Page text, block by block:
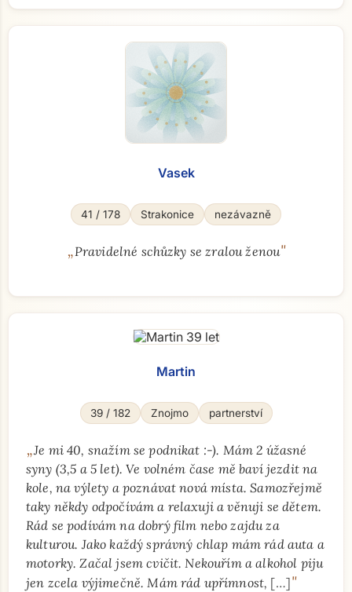
Vasek
41 / 178 Strakonice nezávazně
„Pravidelné schůzky se zralou ženou"
Martin
39 / 182 Znojmo partnerství
„Je mi 40, snažím se podnikat :-). Mám 2 úžasné
syny (3,5 a 5 let). Ve volném čase mě baví jezdit na
kole, na výlety a poznávat nová místa. Samozřejmě
taky někdy odpočívám a relaxuji a věnuji se dětem.
Rád se podívám na dobrý film nebo zajdu za
kulturou. Jako každý správný chlap mám rád auta a
motorky. Začal jsem cvičit. Nekouřím a alkohol piju
jen zcela výjimečně. Mám rád upřímnost, […]"